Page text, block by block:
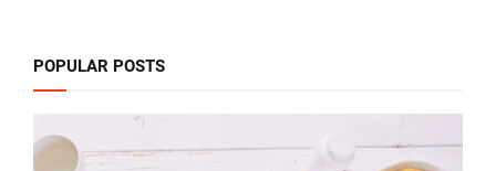
POPULAR POSTS